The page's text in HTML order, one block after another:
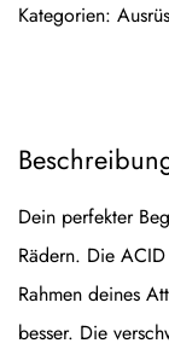
Kategorien:
Dein perfekter
Rädern. Die
Rahmen deines
besser. Die